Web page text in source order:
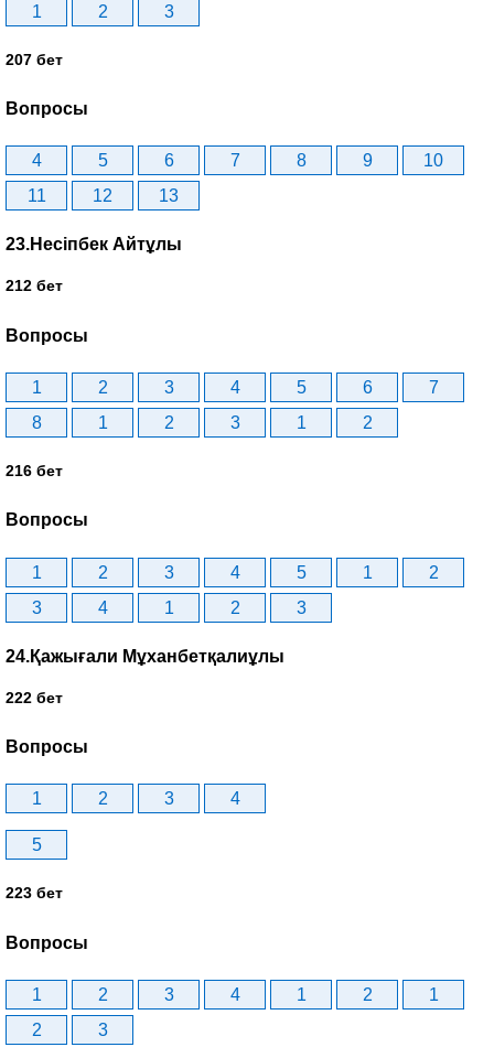
1 2 3
207 бет
Вопросы
4 5 6 7 8 9
10
11
12 13
23.Несіпбек Айтұлы
212 бет
Вопросы
1 2 3 4 5 6
7
8
1 2 3 1 2
216 бет
Вопросы
1 2 3 4 5 1
2
3
4 1 2 3
24.Қажығали Мұханбетқалиұлы
222 бет
Вопросы
1 2 3 4
5
223 бет
Вопросы
1 2 3 4 1 2
1
2
3